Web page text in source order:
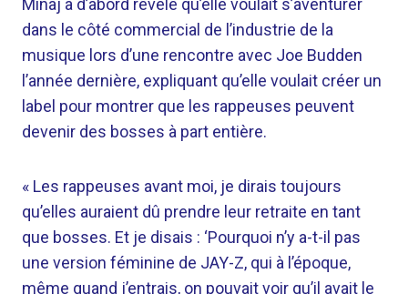
Minaj a d’abord révélé qu’elle voulait s’aventurer
dans le côté commercial de l’industrie de la
musique lors d’une rencontre avec Joe Budden
l’année dernière, expliquant qu’elle voulait créer un
label pour montrer que les rappeuses peuvent
devenir des bosses à part entière.
« Les rappeuses avant moi, je dirais toujours
qu’elles auraient dû prendre leur retraite en tant
que bosses. Et je disais : ‘Pourquoi n’y a-t-il pas
une version féminine de JAY-Z, qui à l’époque,
même quand j’entrais, on pouvait voir qu’il avait le